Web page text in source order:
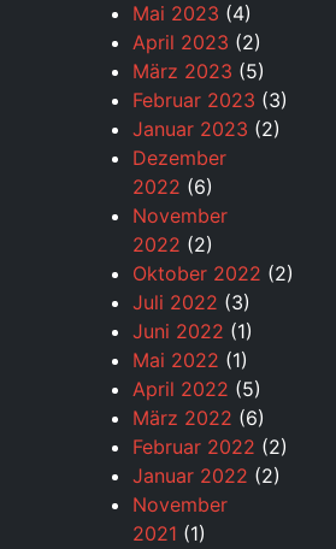
Mai 2023 (4)
April 2023 (2)
März 2023 (5)
Februar 2023 (3)
Januar 2023 (2)
Dezember
2022 (6)
November
2022 (2)
Oktober 2022 (2)
Juli 2022 (3)
Juni 2022 (1)
Mai 2022 (1)
April 2022 (5)
März 2022 (6)
Februar 2022 (2)
Januar 2022 (2)
November
2021 (1)